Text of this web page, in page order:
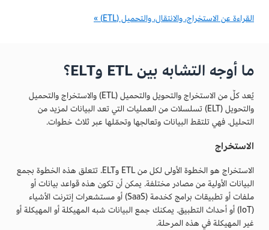
القراءة عن الاستخراج، والانتقال، والتحميل (ETL) »
ما أوجه التشابه بين ETL وELT؟
يُعد كلٌ من الاستخراج والتحويل والتحميل (ETL) والاستخراج والتحميل
والتحويل (ELT) تسلسلات من العمليات التي تعد البيانات لمزيد من
التحليل. فهي تلتقط البيانات وتعالجها وتحمّلها عبر ثلاث خطوات.
الاستخراج
الاستخراج هو الخطوة الأولى لكل من ETL وELT. تتعلق هذه الخطوة بجمع
البيانات الأولية من مصادر مختلفة. يمكن أن تكون هذه قواعد بيانات أو
ملفات أو تطبيقات برامج كخدمة (SaaS) أو مستشعرات إنترنت الأشياء
(IoT) أو أحداث التطبيق. يمكنك جمع البيانات شبه المهيكلة أو المهيكلة أو
غير المهيكلة في هذه المرحلة.